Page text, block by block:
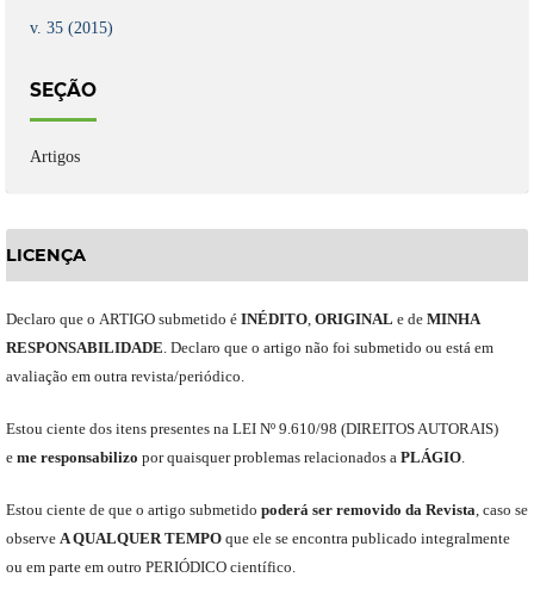
v. 35 (2015)
SEÇÃO
Artigos
LICENÇA
Declaro que o ARTIGO submetido é INÉDITO, ORIGINAL ede MINHA
RESPONSABILIDADE. Declaro que o artigo não foi submetido ou está em
avaliação em outra revista/periódico.
Estou ciente dos itens presentes na LEI Nº 9.610/98 (DIREITOS AUTORAIS)
e meresponsabilizo por quaisquer problemas relacionados a PLÁGIO.
Estou ciente de que o artigo submetido poderá ser removido da Revista,caso se
observe A QUALQUER TEMPOque elese encontra publicado integralmente
ou em parte em outro PERIÓDICOcientífico.